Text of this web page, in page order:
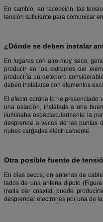
En cambio, en recepción, las
tensión suficiente para comunicar
¿Dónde se deben instalar
En lugares con aire muy seco,
producir en los extremos del
produciría un deterioro
deben instalarse con elementos
El efecto corona lo he presenciado
una estación, instalada a una
iluminaba espectacularmente la
desprende a veces de las puntas
nubes cargadas eléctricamente.
Otra posible fuente de
En días secos, en antenas de
lados de una antena dipolo
malla del coaxial, puede
desprender electrones por una de